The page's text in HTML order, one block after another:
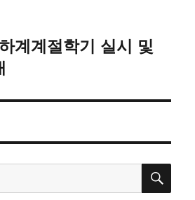
계계절학기 실시 및